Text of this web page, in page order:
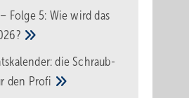
Folge 5: Wie wird das
die Schraub­
den Pro­fi